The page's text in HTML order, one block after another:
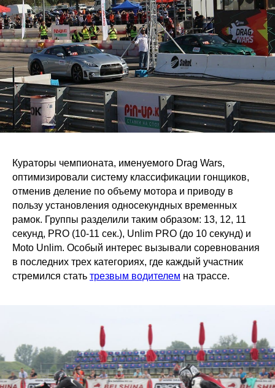
Кураторы чемпионата, именуемого Drag Wars,
оптимизировали систему классификации гонщиков,
отменив деление по объему мотора и приводу в
пользу установления односекундных временных
рамок. Группы разделили таким образом: 13, 12, 11
секунд, PRO (10-11 сек.), Unlim PRO (до 10 секунд) и
Moto Unlim. Особый интерес вызывали соревнования
в последних трех категориях, где каждый участник
стремился стать трезвым водителем на трассе.